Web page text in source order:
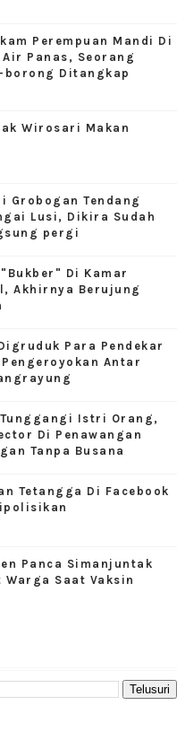
Perempuan Mandi Di
Air Panas, Seorang
borong Ditangkap
Wirosari Makan
Grobogan Tendang
Lusi, Dikira Sudah
pergi
Di Kamar
Akhirnya Berujung
Para Pendekar
Antar
Istri Orang,
Di Penawangan
Tanpa Busana
Tetangga Di Facebook
Panca Simanjuntak
Warga Saat Vaksin